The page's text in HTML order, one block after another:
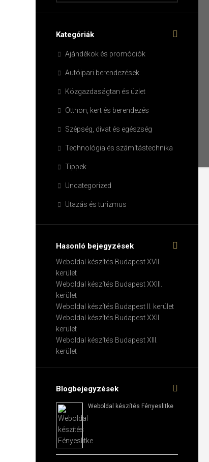
Kategóriák
Ajándékok és promóciók
Autóipari berendezések
Közgazdaságtan és üzlet
Otthon, kert és berendezés
Szépség, divat és egészség
Technológia és számítástechnika
Tippek
Uncategorized
Utazás és turizmus
Hasonló bejegyzések
Weboldal készítés​ Budapest XVII.
kerület
Weboldal készítés​ Budapest XXIII.
kerület
Weboldal készítés​ Budapest II. kerület
Weboldal készítés​ Budapest XXII.
kerület
Weboldal készítés​ Budapest XIII.
kerület
Blogbejegyzések
Weboldal készítés​ Fényeslitke